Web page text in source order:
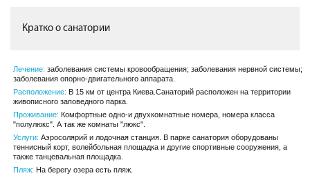
Кратко о санатории
Лечение: заболевания системы кровообращения; заболевания нервной системы;
заболевания опорно-двигательного аппарата.
Расположение: В 15 км от центра Киева.Санаторий расположен на территории
живописного заповедного парка.
Проживание: Комфортные одно-и двухкомнатные номера, номера класса
"полулюкс". А так же комнаты "люкс".
Услуги: Аэросолярий и лодочная станция. В парке санатория оборудованы
теннисный корт, волейбольная площадка и другие спортивные сооружения, а
также танцевальная площадка.
Пляж: На берегу озера есть пляж.